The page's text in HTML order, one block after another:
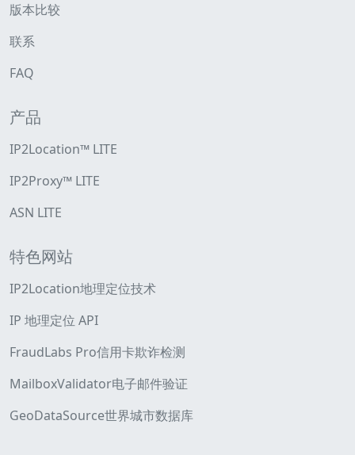
版本比较
联系
FAQ
产品
IP2Location™ LITE
IP2Proxy™ LITE
ASN LITE
特色网站
IP2Location地理定位技术
IP 地理定位 API
FraudLabs Pro信用卡欺诈检测
MailboxValidator电子邮件验证
GeoDataSource世界城市数据库